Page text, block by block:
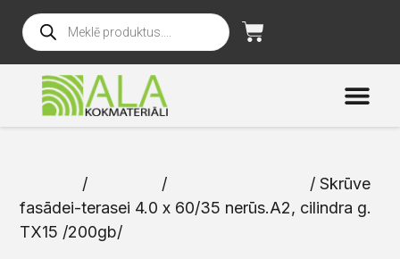
/ /
/ Skrūve
fasādei-terasei 4.0 x 60/35 nerūs.A2, cilindra g.
TX15 /200gb/